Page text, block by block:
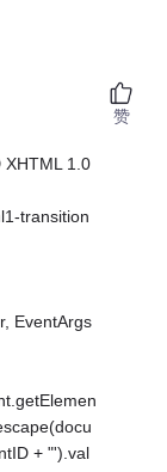
XHTML 1.0
transition
EventArgs
+ "').val
赞